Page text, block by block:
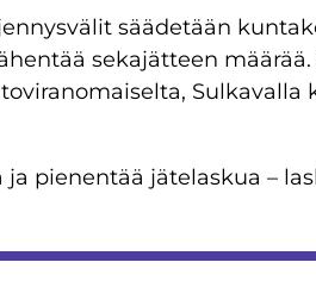
säädetään
sekajätteen
ja pienentää jätelaskua –